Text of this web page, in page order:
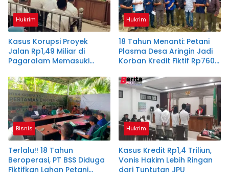
Hukrim
Kasus Korupsi Proyek
Jalan Rp1,49 Miliar di
Pagaralam Memasuki
Terdakwa Dituntut 2,5
Tahun Penjara
Hukrim
18 Tahun Menanti: Petani
Plasma Desa Aringin Jadi
Korban Kredit Fiktif Rp760
Bisnis
Terlalu!! 18 Tahun
Beroperasi, PT BSS Diduga
Fiktifkan Lahan Petani
Hukrim
Kasus Kredit Rp1,4 Triliun,
Vonis Hakim Lebih Ringan
dari Tuntutan JPU